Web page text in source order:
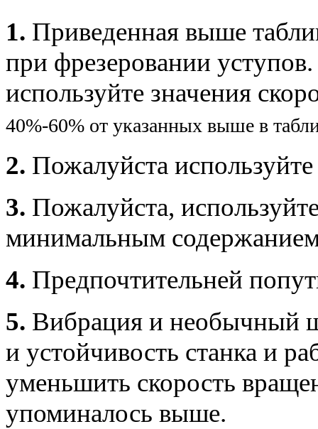
1. Приведенная выше
при фрезеровании
используйте значения
40%-60% от указанных выше в
2. Пожалуйста
3. Пожалуйста,
минимальным
4. Предпочтительней
5. Вибрация и необычный
и устойчивость станка и
уменьшить скорость
упоминалось выше.